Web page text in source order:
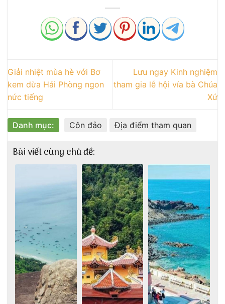
Giải nhiệt mùa hè với Bơ
kem dừa Hải Phòng ngon
nức tiếng
Lưu ngay Kinh nghiệm
tham gia lễ hội vía bà Chúa
Xứ
Danh mục: Côn đảo Địa điểm tham quan
Bài viết cùng chủ đề: